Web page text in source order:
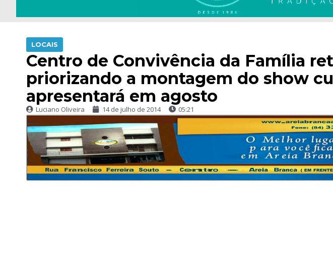
LOCAIS
Centro de Convivência da Família
priorizando a montagem do show
apresentará em agosto
Luciano Oliveira 14 de julho de 2014 05:21